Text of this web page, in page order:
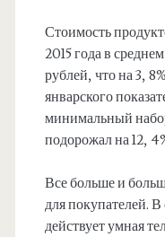
Стоимость
2015 года в
рублей, что на 3,
январского
минимальный
подорожал на 12,
Все больше и
для покупателей.
действует умная